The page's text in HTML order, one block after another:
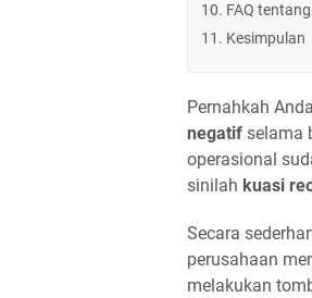
FAQ
Kesimpulan
Pernahkah
negatif selama
operasional
sinilah kuasi
Secara
perusahaan
melakukan